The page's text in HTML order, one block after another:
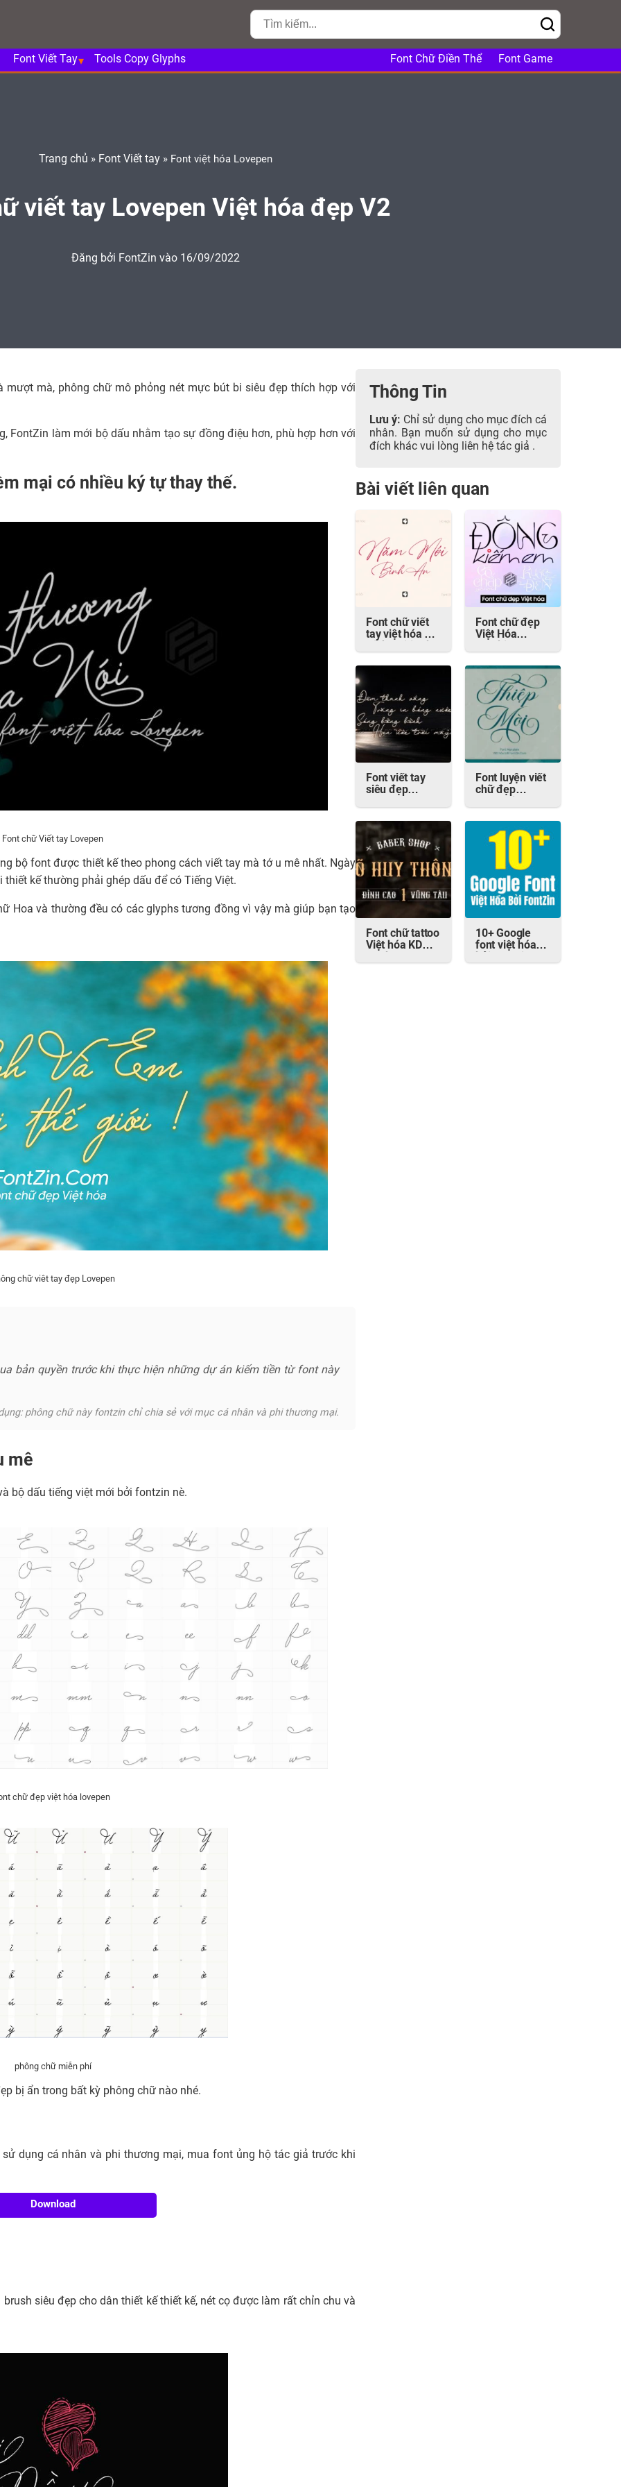
Font Viết Tay Tools Copy Glyphs Font Chữ Điền Thể Font Game
Trang chủ » Font Viết tay» Font việt hóa Lovepen
viết tay Lovepen Việt hóa đẹp V2
Đăng bởi FontZin vào 16/09/2022
mà, phông chữ mô phỏng nét mực bút bi siêu đẹp thích hợp với
FontZin làm mới bộ dấu nhằm tạo sự đồng điệu hơn, phù hợp hơn với
mại có nhiều ký tự thay thế.
Font chữ Viết tay Lovepen
bộ font được thiết kế theo phong cách viết tay mà tớ u mê nhất. Ngày
kế thường phải ghép dấu để có Tiếng Việt.
Hoa và thường đều có các glyphs tương đồng vì vậy mà giúp bạn tạo
chữ viêt tay đẹp Lovepen
bản quyền trước khi thực hiện những dự án kiếm tiền từ font này
phông chữ này fontzin chỉ chia sẻ với mục cá nhân và phi thương mại.
mê
bộ dấu tiếng việt mới bởi fontzin nè.
chữ đẹp việt hóa lovepen
phông chữ miễn phí
bị ẩn trong bất kỳ phông chữ nào nhé.
dụng cá nhân và phi thương mại, mua font ủng hộ tác giả trước khi
Download
siêu đẹp cho dân thiết kế thiết kế, nét cọ được làm rất chỉn chu và
Thông Tin
Lưu ý: Chỉ sử dụng cho mục đích cá
nhân. Bạn muốn sử dụng cho mục
đích khác vui lòng liên hệ tác giả .
Bài viết liên quan
Font chữ viết
tay việt hóa 1K
Font chữ đẹp
Việt Hóa
Font viết tay
siêu đẹp
Font luyện viết
chữ đẹp
Font chữ tattoo
Việt hóa KD
10+ Google
font việt hóa